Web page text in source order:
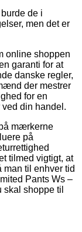
de i
men det er
online shoppen
garanti for at
danske regler,
der mestrer
for en
din handel.
mærkerne
på
tilmed vigtigt, at
man til enhver tid
Pants Ws –
shoppe til